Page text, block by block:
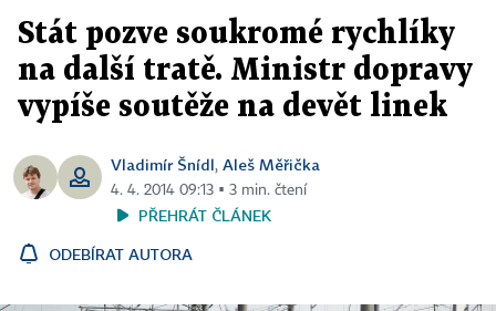
Stát pozve soukromé rychlíky
na další tratě. Ministr dopravy
vypíše soutěže na devět linek
Vladimír Šnídl, Aleš Měřička
4. 4. 2014 09:13 ▪ 3 min. čtení
PŘEHRÁT ČLÁNEK
ODEBÍRAT AUTORA